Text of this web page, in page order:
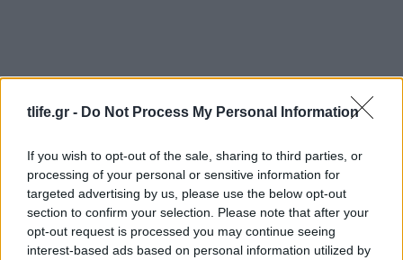
tlife.gr - Do Not Process My Personal Information
If you wish to opt-out of the sale, sharing to third parties, or
processing of your personal or sensitive information for
targeted advertising by us, please use the below opt-out
section to confirm your selection. Please note that after your
opt-out request is processed you may continue seeing
interest-based ads based on personal information utilized by